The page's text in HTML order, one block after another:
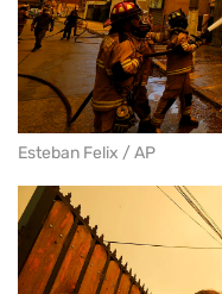
Esteban Felix / AP